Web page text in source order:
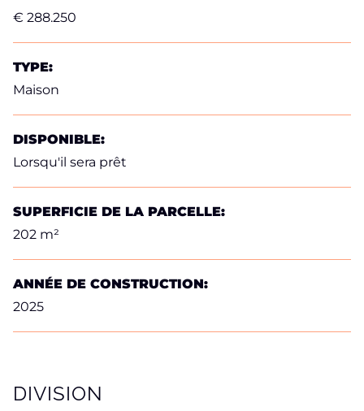
€ 288.250
TYPE:
Maison
DISPONIBLE:
Lorsqu'il sera prêt
SUPERFICIE DE LA PARCELLE:
202 m²
ANNÉE DE CONSTRUCTION:
2025
DIVISION